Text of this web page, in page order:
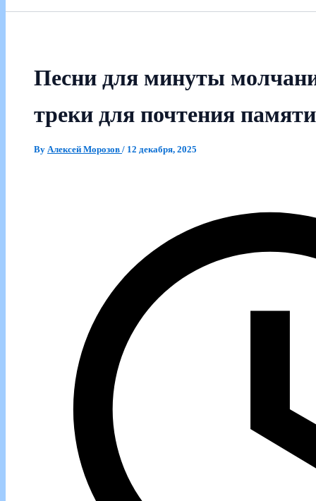
Песни для минуты
треки для почтения памяти
By Алексей Морозов / 12 декабря, 2025